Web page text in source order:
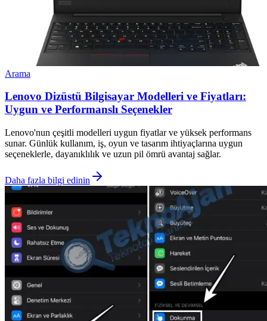
Arama
Lenovo Dizüstü Bilgisayar Modelleri ve Fiyatları:
Uygun ve Performanslı Seçenekler
Lenovo'nun çeşitli modelleri uygun fiyatlar ve yüksek performans
sunar. Günlük kullanım, iş, oyun ve tasarım ihtiyaçlarına uygun
seçeneklerle, dayanıklılık ve uzun pil ömrü avantaj sağlar.
Daha fazla bilgi edinin